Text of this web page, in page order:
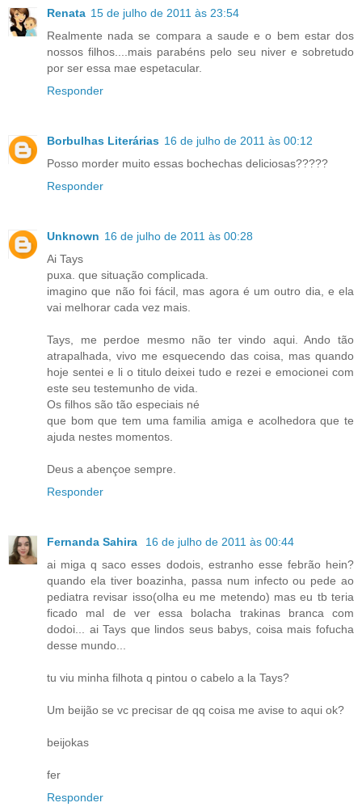
Renata 15 de julho de 2011 às 23:54
Realmente nada se compara a saude e o bem estar dos
nossos filhos....mais parabéns pelo seu niver e sobretudo
por ser essa mae espetacular.
Responder
Borbulhas Literárias 16 de julho de 2011 às 00:12
Posso morder muito essas bochechas deliciosas?????
Responder
Unknown 16 de julho de 2011 às 00:28
Ai Tays
puxa. que situação complicada.
imagino que não foi fácil, mas agora é um outro dia, e ela
vai melhorar cada vez mais.
Tays, me perdoe mesmo não ter vindo aqui. Ando tão
atrapalhada, vivo me esquecendo das coisa, mas quando
hoje sentei e li o titulo deixei tudo e rezei e emocionei com
este seu testemunho de vida.
Os filhos são tão especiais né
que bom que tem uma familia amiga e acolhedora que te
ajuda nestes momentos.
Deus a abençoe sempre.
Responder
Fernanda Sahira
16 de julho de 2011 às 00:44
ai miga q saco esses dodois, estranho esse febrão hein?
quando ela tiver boazinha, passa num infecto ou pede ao
pediatra revisar isso(olha eu me metendo) mas eu tb teria
ficado mal de ver essa bolacha trakinas branca com
dodoi... ai Tays que lindos seus babys, coisa mais fofucha
desse mundo...
tu viu minha filhota q pintou o cabelo a la Tays?
Um beijão se vc precisar de qq coisa me avise to aqui ok?
beijokas
fer
Responder